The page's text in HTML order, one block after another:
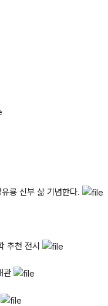
룡 신부 삶 기념한다.
추천 전시
관